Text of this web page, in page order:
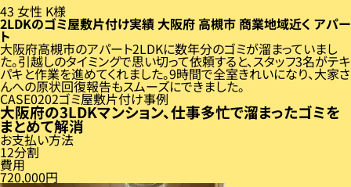
43 女性 K様
2LDKのゴミ屋敷片付け実績大阪府 高槻市 商業地域近く アパー
ト
大阪府高槻市のアパート2LDKに数年分のゴミが溜まっていまし
た。引越しのタイミングで思い切って依頼すると、スタッフ3名がテキ
パキと作業を進めてくれました。9時間で全室きれいになり、大家さ
んへの原状回復報告もスムーズにできました。
CASE 02ゴミ屋敷片付け事例
大阪府の3LDKマンション、仕事多忙で溜まったゴミを
まとめて解消
お支払い方法
12分割
費用
720,000円